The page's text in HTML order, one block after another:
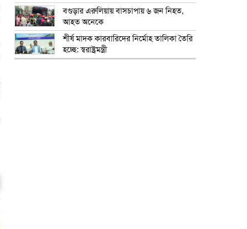
বগুড়ার এরুলিয়ায় বাসচাপায় ৬ জন নিহত,
আহত অনেকে
শীর্ষ মাদক কারবারিদের নির্মোহ তালিকা তৈরি
হচ্ছে: স্বরাষ্ট্রমন্ত্রী